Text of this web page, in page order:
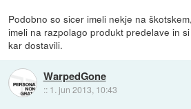
Podobno so sicer imeli nekje na
imeli na razpolago produkt predelave in
kar dostavili.
WarpedGone
:: 1. jun 2013, 10:43